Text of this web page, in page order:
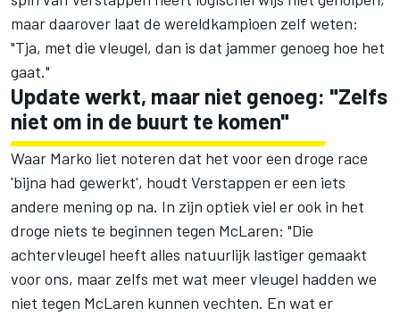
maar daarover laat de wereldkampioen zelf weten:
"Tja, met die vleugel, dan is dat jammer genoeg hoe het
gaat."
Update werkt, maar niet genoeg: "Zelfs
niet om in de buurt te komen"
Waar Marko liet noteren dat het voor een droge race
'bijna had gewerkt', houdt Verstappen er een iets
andere mening op na. In zijn optiek viel er ook in het
droge niets te beginnen tegen McLaren: "Die
achtervleugel heeft alles natuurlijk lastiger gemaakt
voor ons, maar zelfs met wat meer vleugel hadden we
niet tegen McLaren kunnen vechten. En wat er